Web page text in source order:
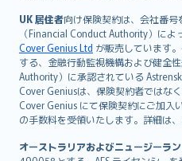
UK 居住者向け保険契約は、会社番
（Financial Conduct Authority）に
Cover Genius Ltd が販売しています
する、金融行動監視機構および健全
Authority）に承認されている
Cover Geniusは、保険契約者ではな
Cover Genius にて保険契約にご加入
の手数料を受領いたします。詳細は、
オーストラリアおよびニュージーラ
简体中文
繁體中文
Português
polski
עברית
Português
svenska